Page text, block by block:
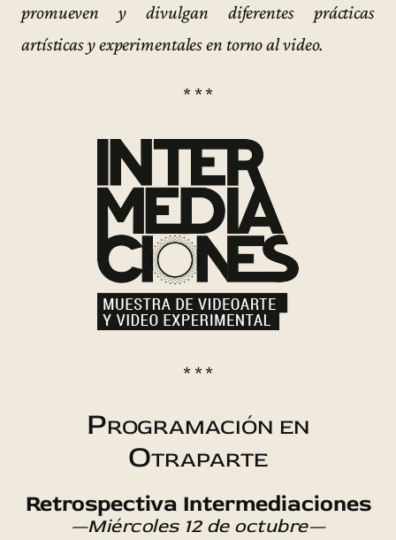
promueven y divulgan diferentes prácticas
artísticas y experimentales en torno al video.
* * *
* * *
Programación en
Otraparte
Retrospectiva Intermediaciones
—Miércoles 12 de octubre—